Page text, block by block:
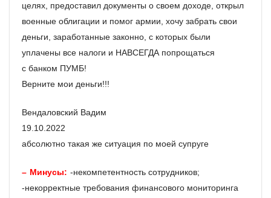
целях, предоставил документы о своем доходе, открыл
военные облигации и помог армии, хочу забрать свои
деньги, заработанные законно, с которых были
уплачены все налоги и НАВСЕГДА попрощаться
с банком ПУМБ!
Верните мои деньги!!!
Вендаловский Вадим
19.10.2022
абсолютно такая же ситуация по моей супруге
Минусы: -некомпетентность сотрудников;
-некорректные требования финансового мониторинга